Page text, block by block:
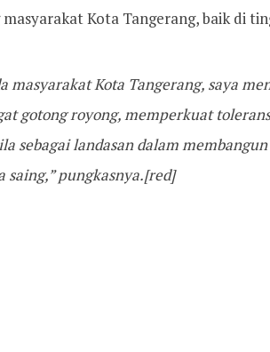
masyarakat Kota Tangerang, baik di
masyarakat Kota Tangerang, saya
gotong royong, memperkuat
sebagai landasan dalam
saing,” pungkasnya.[red]